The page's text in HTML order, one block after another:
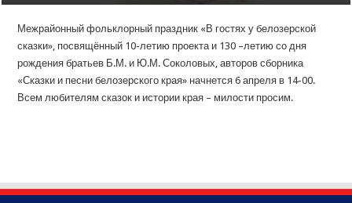
Межрайонный фольклорный праздник «В гостях у белозерской
сказки», посвящённый 10-летию проекта и 130 –летию со дня
рождения братьев Б.М. и Ю.М. Соколовых, авторов сборника
«Сказки и песни белозерского края» начнется 6 апреля в 14-00.
Всем любителям сказок и истории края – милости просим.